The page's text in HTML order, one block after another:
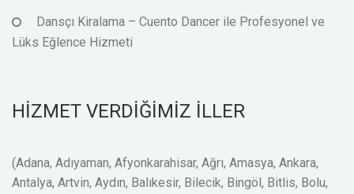
Dansçı Kiralama – Cuento Dancer ile Profesyonel ve
Lüks Eğlence Hizmeti
HİZMET VERDİĞİMİZ İLLER
(Adana, Adıyaman, Afyonkarahisar, Ağrı, Amasya, Ankara,
Antalya, Artvin, Aydın, Balıkesir, Bilecik, Bingöl, Bitlis, Bolu,